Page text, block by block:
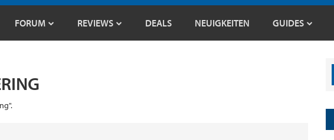
FORUM REVIEWS DEALS NEUIGKEITEN GUIDES